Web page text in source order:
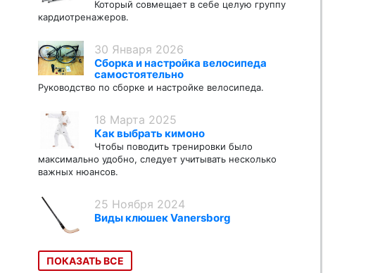
Который совмещает в себе целую группу
кардиотренажеров.
30 Января 2026
Сборка и настройка велосипеда
самостоятельно
Руководство по сборке и настройке велосипеда.
18 Марта 2025
Как выбрать кимоно
Чтобы поводить тренировки было
максимально удобно, следует учитывать несколько
важных нюансов.
25 Ноября 2024
Виды клюшек Vanersborg
ПОКАЗАТЬ ВСЕ